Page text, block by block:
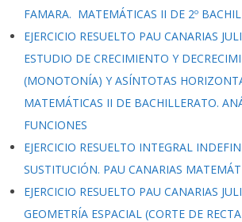
FAMARA. MATEMÁTICAS II DE 2º
EJERCICIO RESUELTO PAU CANARIAS
ESTUDIO DE CRECIMIENTO Y
(MONOTONÍA) Y ASÍNTOTAS
MATEMÁTICAS II DE BACHILLERATO.
FUNCIONES
EJERCICIO RESUELTO INTEGRAL
SUSTITUCIÓN. PAU CANARIAS
EJERCICIO RESUELTO PAU CANARIAS
GEOMETRÍA ESPACIAL (CORTE DE